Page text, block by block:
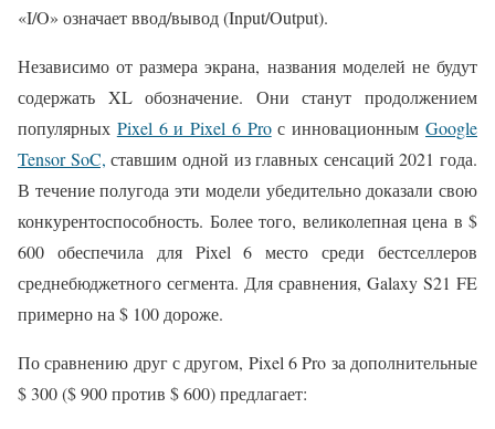
«I/O» означает ввод/вывод (Input/Output).
Независимо от размера экрана, названия моделей не будут
содержать XL обозначение. Они станут продолжением
популярных Pixel 6 и Pixel 6 Proс инновационнымGoogle
Tensor SoC, ставшим одной из главных сенсаций 2021 года.
В течение полугода эти модели убедительно доказали свою
конкурентоспособность. Более того, великолепная цена в $
600 обеспечила для Pixel 6 место среди бестселлеров
среднебюджетного сегмента. Для сравнения, Galaxy S21 FE
примерно на $ 100 дороже.
По сравнению друг с другом, Pixel 6 Pro за дополнительные
$ 300 ($ 900 против $ 600) предлагает: